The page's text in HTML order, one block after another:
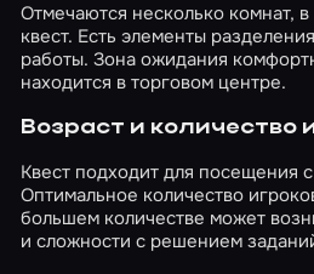
Отмечаются несколько комнат,
квест. Есть элементы
работы. Зона ожидания
находится в торговом центре.
Возраст и количество
Квест подходит для посещения
Оптимальное количество
большем количестве может
и сложности с решением